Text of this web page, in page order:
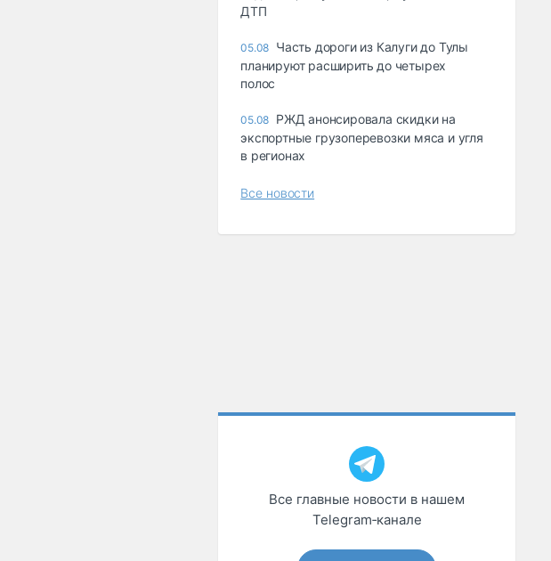
ДТП
05.08 Часть дороги из Калуги до Тулы
планируют расширить до четырех
полос
05.08 РЖД анонсировала скидки на
экспортные грузоперевозки мяса и угля
в регионах
Все новости
Все главные новости в нашем
Telegram‑канале